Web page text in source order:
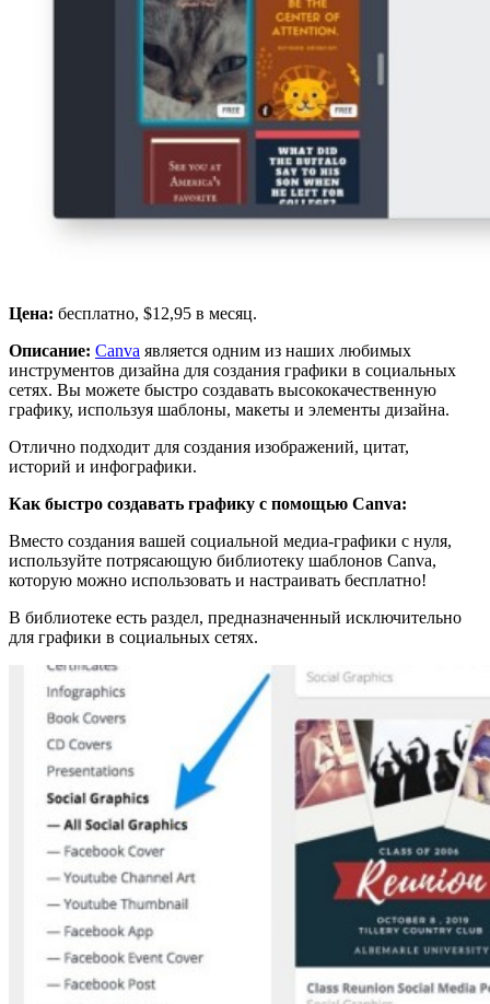
Цена: бесплатно, $12,95 в месяц.
Описание: Canva является одним из наших любимых
инструментов дизайна для создания графики в социальных
сетях. Вы можете быстро создавать высококачественную
графику, используя шаблоны, макеты и элементы дизайна.
Отлично подходит для создания изображений, цитат,
историй и инфографики.
Как быстро создавать графику с помощью Canva:
Вместо создания вашей социальной медиа-графики с нуля,
используйте потрясающую библиотеку шаблонов Canva,
которую можно использовать и настраивать бесплатно!
В библиотеке есть раздел, предназначенный исключительно
для графики в социальных сетях.